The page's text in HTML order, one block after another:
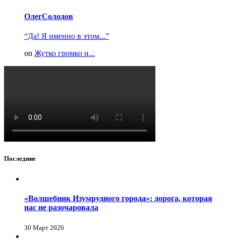
ОлегСолодов
“Да! Я именно в этом...”
on Жутко громко и...
Последние
«Волшебник Изумрудного города»: дорога, которая
нас не разочаровала
30 Март 2026